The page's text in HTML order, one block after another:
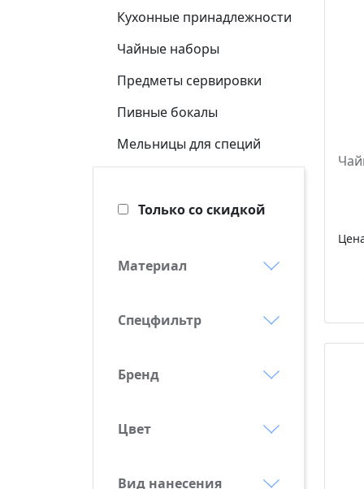
Кухонные принадлежности
Чайные наборы
Предметы сервировки
Пивные бокалы
Мельницы для специй
Только со скидкой
Материал
Спецфильтр
Бренд
Molti
Цвет
Вид нанесения